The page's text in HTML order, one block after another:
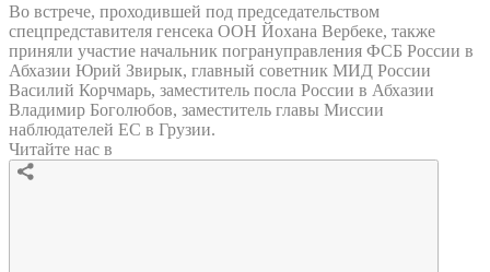
Во встрече, проходившей под председательством
спецпредставителя генсека ООН Йохана Вербеке, также
приняли участие начальник погрануправления ФСБ России в
Абхазии Юрий Звирык, главный советник МИД России
Василий Корчмарь, заместитель посла России в Абхазии
Владимир Боголюбов, заместитель главы Миссии
наблюдателей ЕС в Грузии.
Читайте нас в